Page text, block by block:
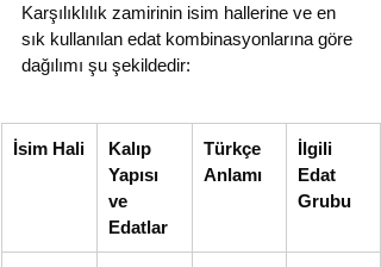
Karşılıklılık zamirinin isim hallerine ve en
sık kullanılan edat kombinasyonlarına göre
dağılımı şu şekildedir:
İsim Hali
Kalıp
Yapısı
ve
Edatlar
Türkçe
Anlamı
İlgili
Edat
Grubu